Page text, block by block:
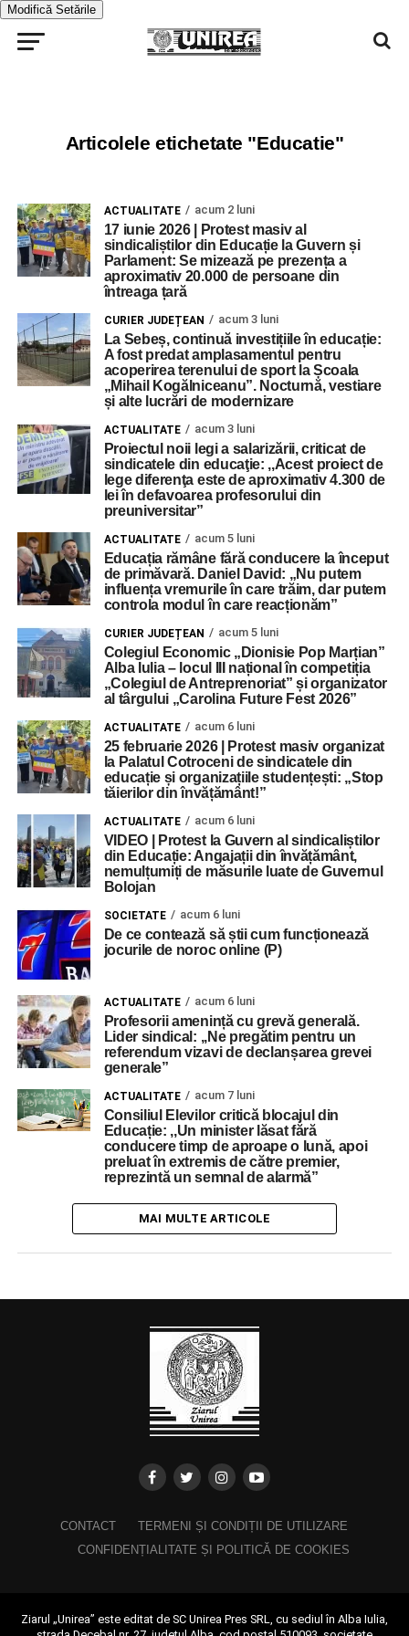
Modifică Setările
Articolele etichetate "Educatie"
ACTUALITATE acum 2 luni
17 iunie 2026 | Protest masiv al
sindicaliștilor din Educație la Guvern și
Parlament: Se mizează pe prezența a
aproximativ 20.000 de persoane din
întreaga țară
CURIER JUDEȚEAN acum 3 luni
La Sebeș, continuă investițiile în educație:
A fost predat amplasamentul pentru
acoperirea terenului de sport la Școala
„Mihail Kogălniceanu”. Nocturnă, vestiare
și alte lucrări de modernizare
ACTUALITATE acum 3 luni
Proiectul noii legi a salarizării, criticat de
sindicatele din educaţie: ,,Acest proiect de
lege diferenţa este de aproximativ 4.300 de
lei în defavoarea profesorului din
preuniversitar”
ACTUALITATE acum 5 luni
Educația rămâne fără conducere la început
de primăvară. Daniel David: „Nu putem
influența vremurile în care trăim, dar putem
controla modul în care reacționăm”
CURIER JUDEȚEAN acum 5 luni
Colegiul Economic „Dionisie Pop Marțian”
Alba Iulia – locul III național în competiția
„Colegiul de Antreprenoriat” și organizator
al târgului „Carolina Future Fest 2026”
ACTUALITATE acum 6 luni
25 februarie 2026 | Protest masiv organizat
la Palatul Cotroceni de sindicatele din
educație și organizațiile studențești: „Stop
tăierilor din învățământ!”
ACTUALITATE acum 6 luni
VIDEO | Protest la Guvern al sindicaliștilor
din Educație: Angajații din învățământ,
nemulțumiți de măsurile luate de Guvernul
Bolojan
SOCIETATE acum 6 luni
De ce contează să știi cum funcționează
jocurile de noroc online (P)
ACTUALITATE acum 6 luni
Profesorii amenință cu grevă generală.
Lider sindical: ,,Ne pregătim pentru un
referendum vizavi de declanșarea grevei
generale”
ACTUALITATE acum 7 luni
Consiliul Elevilor critică blocajul din
Educație: ,,Un minister lăsat fără
conducere timp de aproape o lună, apoi
preluat în extremis de către premier,
reprezintă un semnal de alarmă”
MAI MULTE ARTICOLE
CONTACT
TERMENI ȘI CONDIȚII DE UTILIZARE
CONFIDENȚIALITATE ȘI POLITICĂ DE COOKIES
Ziarul „Unirea” este editat de SC Unirea Pres SRL, cu sediul în Alba Iulia,